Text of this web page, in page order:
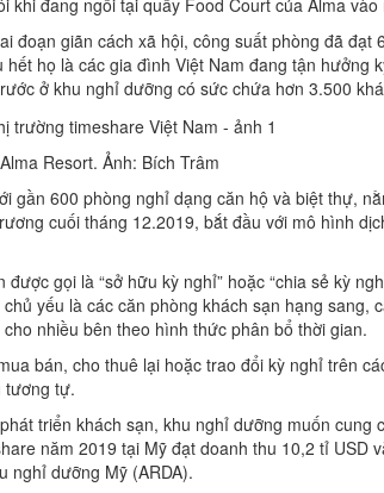
đoạn giãn cách xã hội, công suất phòng đã
hết họ là các gia đình Việt Nam đang tận
ở khu nghỉ dưỡng có sức chứa hơn 3.500
Resort. Ảnh: Bích Trâm
gần 600 phòng nghỉ dạng căn hộ và biệt thự,
cuối tháng 12.2019, bắt đầu với mô hình
gọi là “sở hữu kỳ nghỉ” hoặc “chia sẻ kỳ
yếu là các căn phòng khách sạn hạng
nhiều bên theo hình thức phân bổ thời gian.
bán, cho thuê lại hoặc trao đổi kỳ nghỉ trên
tương tự.
triển khách sạn, khu nghỉ dưỡng muốn
năm 2019 tại Mỹ đạt doanh thu 10,2 tỉ
nghỉ dưỡng Mỹ (ARDA).